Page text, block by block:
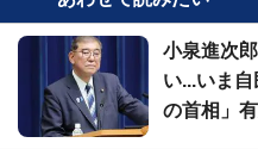
小泉進次
い...いま
の首相」